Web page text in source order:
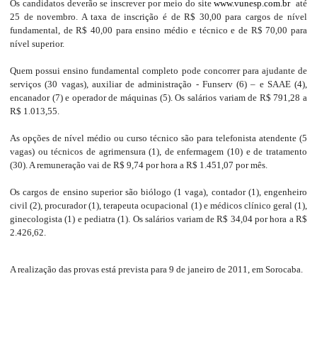
Os candidatos deverão se inscrever por meio do sitewww.vunesp.com.braté
25 de novembro. A taxa de inscrição é de R$ 30,00 para cargos de nível
fundamental, de R$ 40,00 para ensino médio e técnico e de R$ 70,00 para
nível superior.
Quem possui ensino fundamental completo pode concorrer para ajudante de
serviços (30 vagas), auxiliar de administração - Funserv (6) – e SAAE (4),
encanador (7) e operador de máquinas (5). Os salários variam de R$ 791,28 a
R$ 1.013,55.
As opções de nível médio ou curso técnico são para telefonista atendente (5
vagas) ou técnicos de agrimensura (1), de enfermagem (10) e de tratamento
(30). A remuneração vai de R$ 9,74 por hora a R$ 1.451,07 por mês.
Os cargos de ensino superior são biólogo (1 vaga), contador (1), engenheiro
civil (2), procurador (1), terapeuta ocupacional (1) e médicos clínico geral (1),
ginecologista (1) e pediatra (1). Os salários variam de R$ 34,04 por hora a R$
2.426,62.
A realização das provas está prevista para 9 de janeiro de 2011, em Sorocaba.